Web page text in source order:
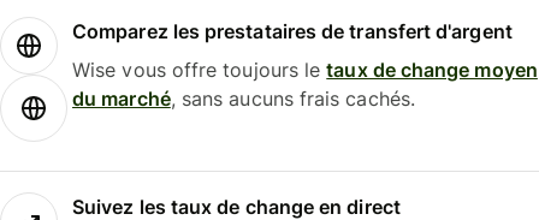
Comparez les prestataires de transfert d'argent
Wise vous offre toujours letaux de change moyen
du marché, sans aucuns frais cachés.
Suivez les taux de change en direct